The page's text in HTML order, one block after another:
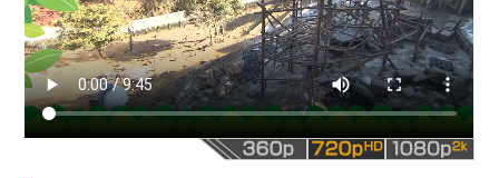
お知らせ
2024/09/02
動画配信サービス『CCNet Web TV』は2024
年9月24日からリニューアルします！